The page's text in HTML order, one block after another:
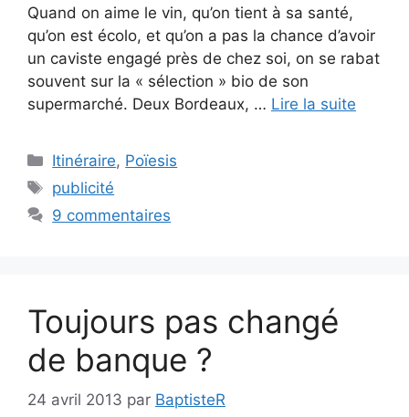
Quand on aime le vin, qu’on tient à sa santé,
qu’on est écolo, et qu’on a pas la chance d’avoir
un caviste engagé près de chez soi, on se rabat
souvent sur la « sélection » bio de son
supermarché. Deux Bordeaux, … Lire la suite
Catégories
Itinéraire, Poïesis
Étiquettes
publicité
9 commentaires
Toujours pas changé
de banque ?
24 avril 2013 par BaptisteR